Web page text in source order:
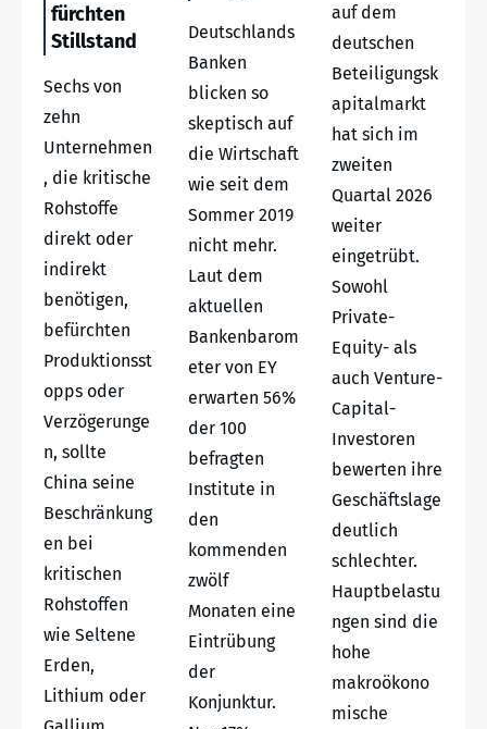
fürchten
Stillstand
Sechs von
zehn
Unternehmen
, die kritische
Rohstoffe
direkt oder
indirekt
benötigen,
befürchten
Produktionsst
opps oder
Verzögerunge
n, sollte
China seine
Beschränkung
en bei
kritischen
Rohstoffen
wie Seltene
Erden,
Lithium oder
Deutschlands
Banken
blicken so
skeptisch auf
die Wirtschaft
wie seit dem
Sommer 2019
nicht mehr.
Laut dem
aktuellen
Bankenbarom
eter von EY
erwarten 56%
der 100
befragten
Institute in
den
kommenden
zwölf
Monaten eine
Eintrübung
der
Konjunktur.
auf dem
deutschen
Beteiligungsk
apitalmarkt
hat sich im
zweiten
Quartal 2026
weiter
eingetrübt.
Sowohl
Private-
Equity- als
auch Venture-
Capital-
Investoren
bewerten ihre
Geschäftslage
deutlich
schlechter.
Hauptbelastu
ngen sind die
hohe
makroökono
mische